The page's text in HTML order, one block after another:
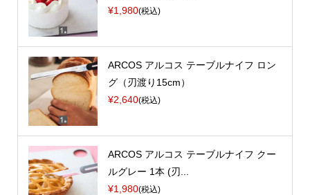
¥1,980(税込)
ARCOS アルコス テーブルナイフ ロン
グ（刃渡り15cm）
¥2,640(税込)
ARCOS アルコス テーブルナイフ クー
ルグレー 1本 (刃...
¥1,980(税込)